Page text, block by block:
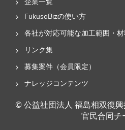
FukusoBizの使い方
各社が対応可能な加工範囲・
リンク集
募集案件（会員限定）
ナレッジコンテンツ
© 公益社団法人 福島相双復
官民合同チ